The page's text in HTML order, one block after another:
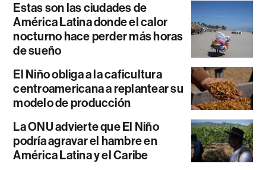
Estas son las ciudades de
América Latina donde el calor
nocturno hace perder más horas
de sueño
El Niño obliga a la caficultura
centroamericana a replantear su
modelo de producción
La ONU advierte que El Niño
podría agravar el hambre en
América Latina y el Caribe